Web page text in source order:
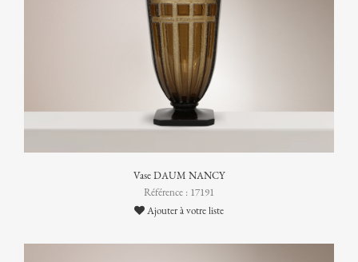
Vase DAUM NANCY
Référence : 17191
Ajouter à votre liste